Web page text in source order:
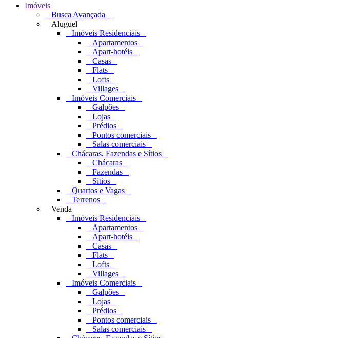
Imóveis
Busca Avançada
Aluguel
Imóveis Residenciais
Apartamentos
Apart-hotéis
Casas
Flats
Lofts
Villages
Imóveis Comerciais
Galpões
Lojas
Prédios
Pontos comerciais
Salas comerciais
Chácaras, Fazendas e Sítios
Chácaras
Fazendas
Sítios
Quartos e Vagas
Terrenos
Venda
Imóveis Residenciais
Apartamentos
Apart-hotéis
Casas
Flats
Lofts
Villages
Imóveis Comerciais
Galpões
Lojas
Prédios
Pontos comerciais
Salas comerciais